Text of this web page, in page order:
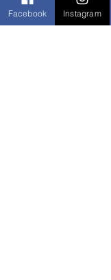
05) Vença também
desmerecendo
alardeando aos
Facebook Instagram